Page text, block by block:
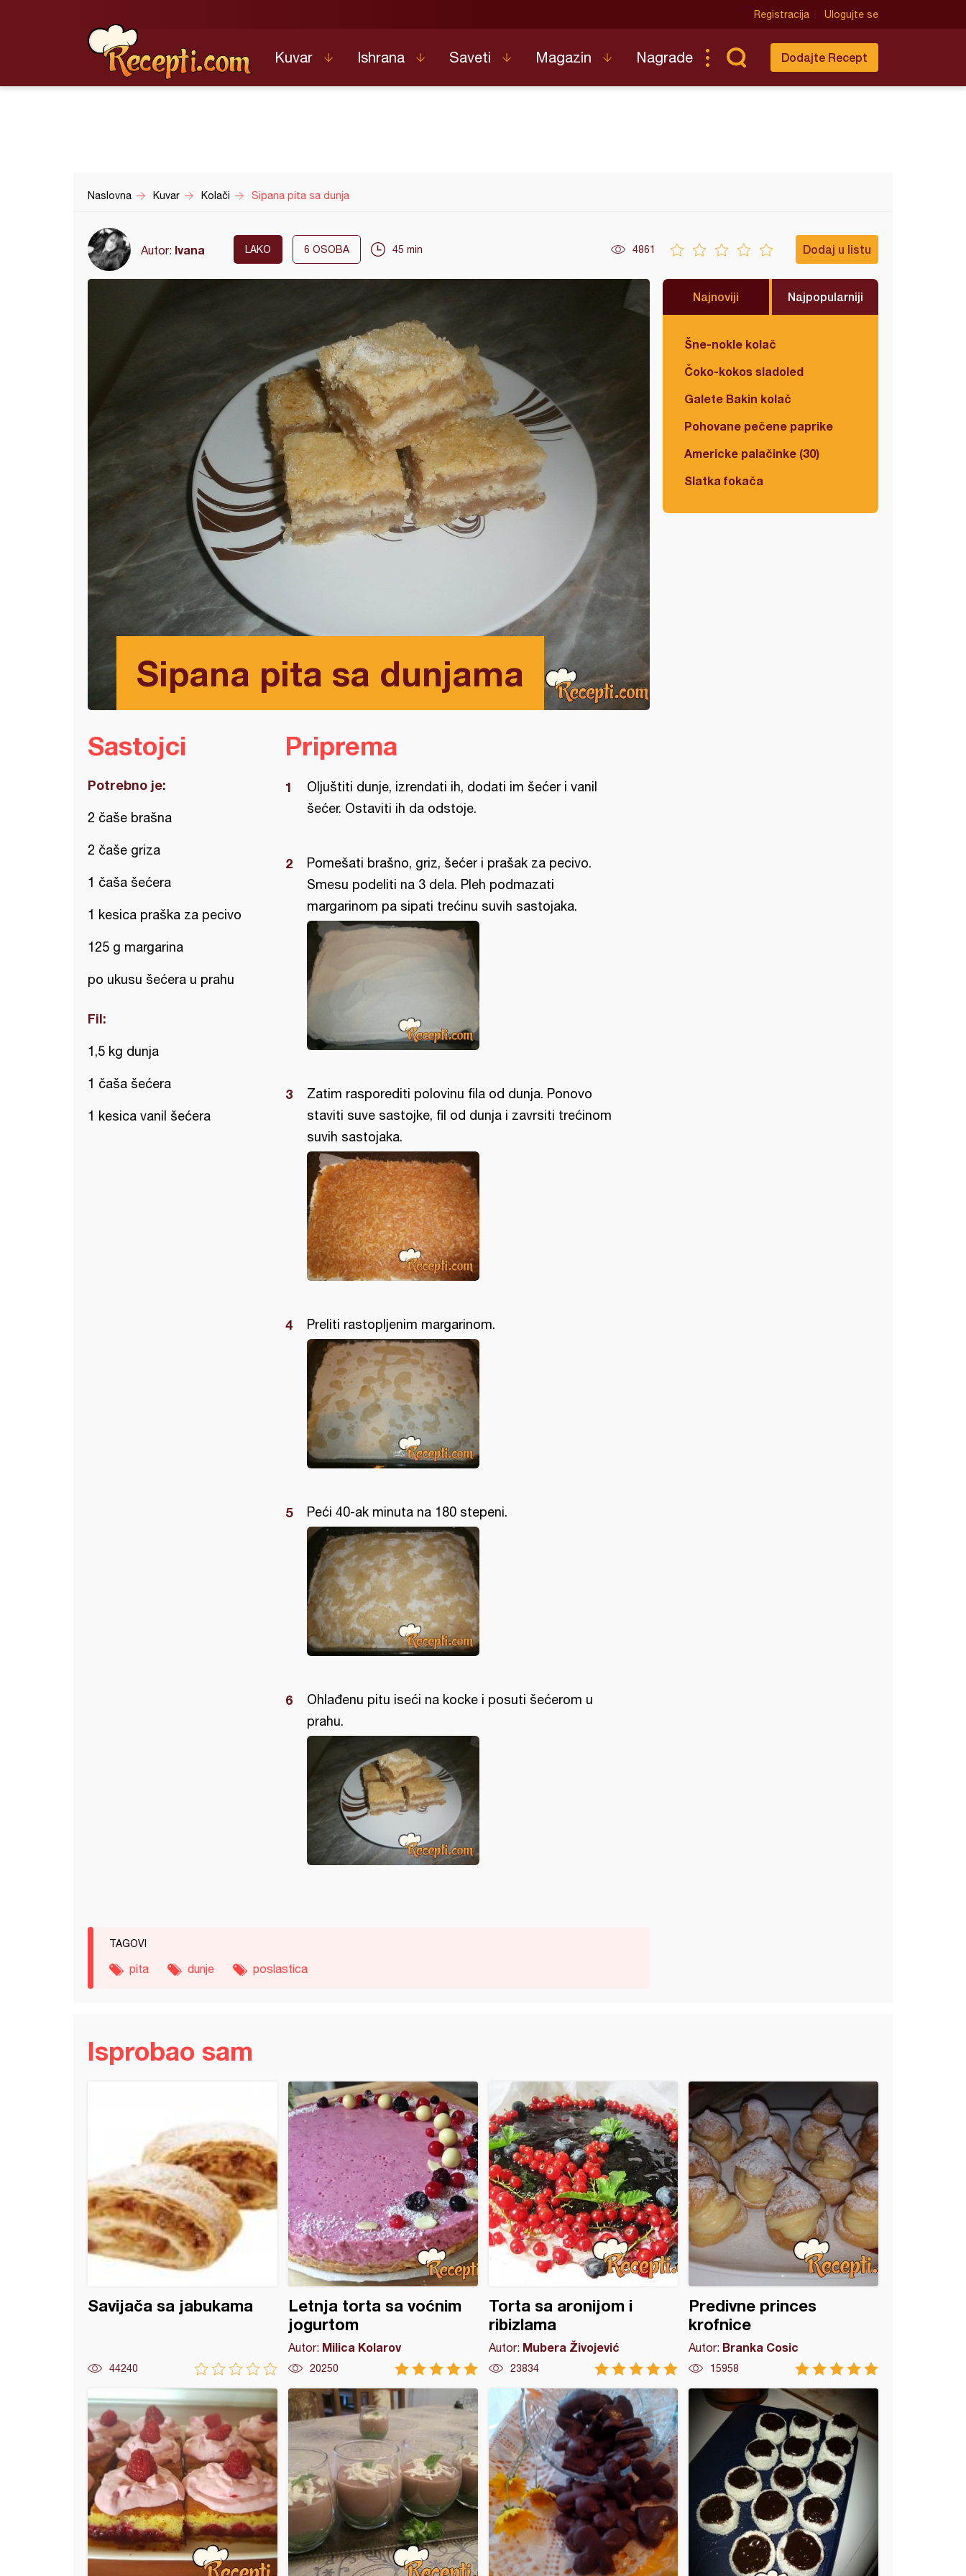
Registracija Ulogujte se
Kuvar Ishrana Saveti Magazin Nagrade Dodajte Recept
Naslovna Kuvar Kolači Sipana pita sa dunja
Autor: Ivana LAKO 6 OSOBA 45 min 4861 Dodaj u listu
Sipana pita sa dunjama
Najnoviji Najpopularniji
Šne-nokle kolač
Čoko-kokos sladoled
Galete Bakin kolač
Pohovane pečene paprike
Americke palačinke (30)
Slatka fokača
Sastojci
Potrebno je:
2 čaše brašna
2 čaše griza
1 čaša šećera
1 kesica praška za pecivo
125 g margarina
po ukusu šećera u prahu
Fil:
1,5 kg dunja
1 čaša šećera
1 kesica vanil šećera
Priprema
Oljuštiti dunje, izrendati ih, dodati im šećer i vanil
šećer. Ostaviti ih da odstoje.
Pomešati brašno, griz, šećer i prašak za pecivo.
Smesu podeliti na 3 dela. Pleh podmazati
margarinom pa sipati trećinu suvih sastojaka.
Zatim rasporediti polovinu fila od dunja. Ponovo
staviti suve sastojke, fil od dunja i zavrsiti trećinom
suvih sastojaka.
Preliti rastopljenim margarinom.
Peći 40-ak minuta na 180 stepeni.
Ohlađenu pitu iseći na kocke i posuti šećerom u
prahu.
TAGOVI
pita dunje poslastica
Isprobao sam
Savijača sa jabukama
44240
Letnja torta sa voćnim
jogurtom
Autor: Milica Kolarov
20250
Torta sa aronijom i
ribizlama
Autor: Mubera Živojević
23834
Predivne princes
krofnice
Autor: Branka Cosic
15958